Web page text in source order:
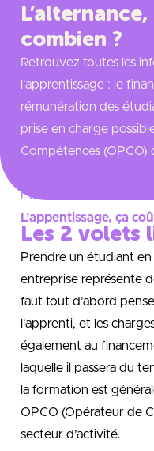
combien ?
Retrouvez toutes les
l’apprentissage : le
rémunération des
prise en charge
Compétences (OPCO)
Home
L’appentissage, ça
Les 2 volets
Prendre un étudiant
entreprise représente
faut tout d’abord
l’apprenti, et les
également au
laquelle il passera du
la formation est
OPCO (Opérateur de
secteur d’activité.